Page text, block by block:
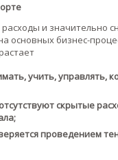
и значительно
основных бизнес-
учить, управлять,
скрытые
проведением